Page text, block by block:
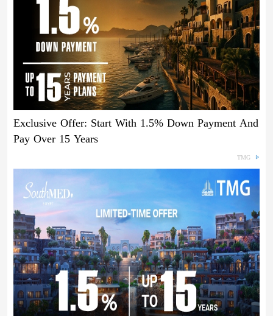
Exclusive Offer: Start With 1.5% Down Payment And
Pay Over 15 Years
TMG